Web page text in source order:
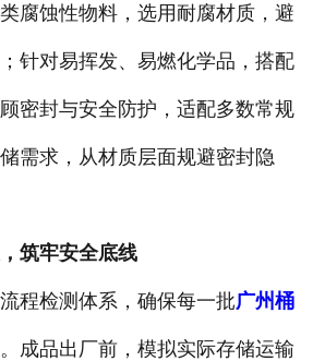
腐蚀性物料，选用耐腐材质，避
针对易挥发、易燃化学品，搭配
密封与安全防护，适配多数常规
需求，从材质层面规避密封隐
筑牢安全底线
检测体系，确保每一批广州桶
成品出厂前，模拟实际存储运输